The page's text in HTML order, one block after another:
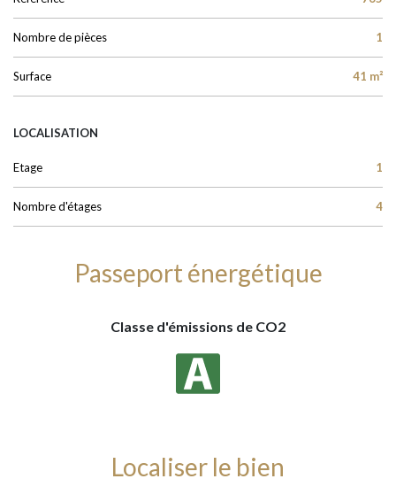
Nombre de pièces 1
Surface 41 m²
LOCALISATION
Etage 1
Nombre d'étages 4
Passeport énergétique
Classe d'émissions de CO2
Localiser le bien